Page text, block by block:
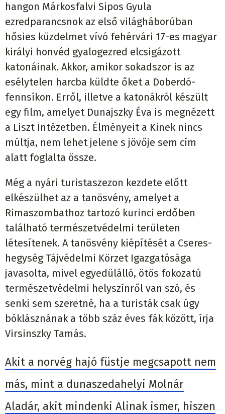
hangon Márkosfalvi Sipos Gyula
ezredparancsnok az első világháborúban
hősies küzdelmet vívó fehérvári 17-es magyar
királyi honvéd gyalogezred elcsigázott
katonáinak. Akkor, amikor sokadszor is az
esélytelen harcba küldte őket a Doberdó-
fennsíkon. Erről, illetve a katonákról készült
egy film, amelyet Dunajszky Éva is megnézett
a Liszt Intézetben. Élményeit a Kinek nincs
múltja, nem lehet jelene s jövője sem cím
alatt foglalta össze.
Még a nyári turistaszezon kezdete előtt
elkészülhet az a tanösvény, amelyet a
Rimaszombathoz tartozó kurinci erdőben
található természetvédelmi területen
létesítenek. A tanösvény kiépítését a Cseres-
hegység Tájvédelmi Körzet Igazgatósága
javasolta, mivel egyedülálló, ötös fokozatú
természetvédelmi helyszínről van szó, és
senki sem szeretné, ha a turisták csak úgy
bóklásznának a több száz éves fák között, írja
Virsinszky Tamás.
Akit a norvég hajó füstje megcsapott nem
más, mint a dunaszedahelyi Molnár
Aladár, akit mindenki Alinak ismer, hiszen